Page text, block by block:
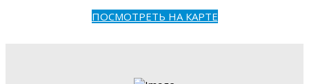
ПОСМОТРЕТЬ НА КАРТЕ